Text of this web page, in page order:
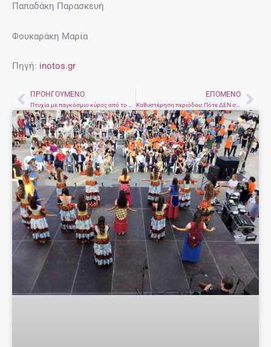
Παπαδάκη Παρασκευή
Φουκαράκη Μαρία
Πηγή: inotos.gr
Prev
ΠΡΟΗΓΟΎΜΕΝΟ ΕΠΌΜΕΝΟ
Καθυστέρηση περιόδου: Πότε ΔΕΝ σημαίνει εγκυμοσύνη